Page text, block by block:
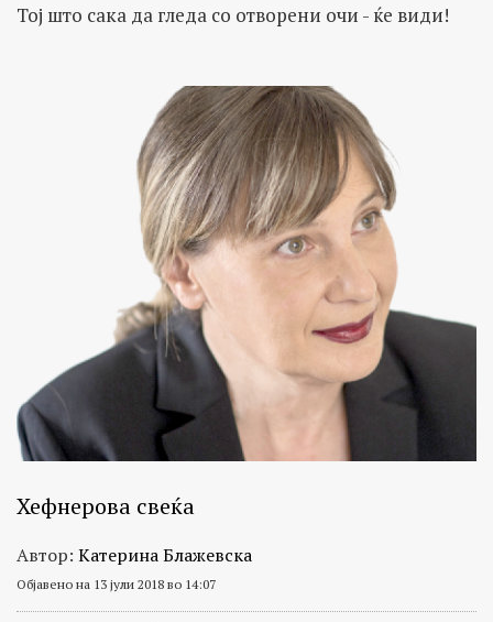
Тој што сака да гледа со отворени очи - ќе види!
Хефнерова свеќа
Автор: Катерина Блажевска
Објавено на 13 јули 2018 во 14:07